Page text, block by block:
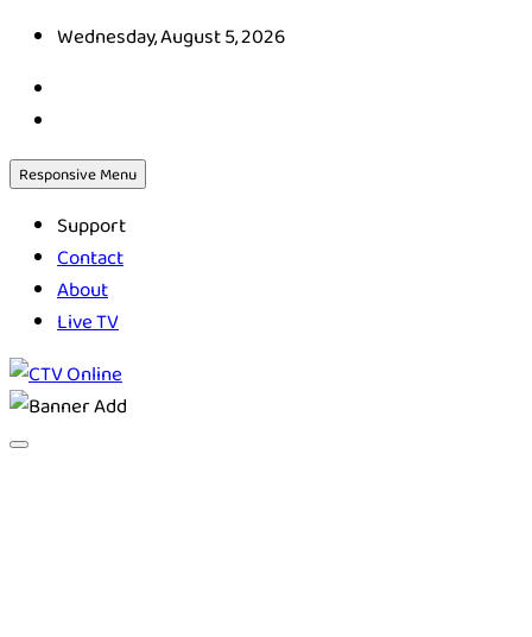
Skip
content
Wednesday, August 5, 2026
Responsive Menu
Support
Contact
About
Live TV
CTV Online